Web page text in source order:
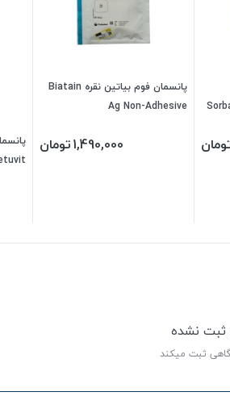
پانسمان فوم بیاتین نقره Biatain
Ag Non-Adhesive
1,490,000تومان
ثبت نشده
ثبت میکند